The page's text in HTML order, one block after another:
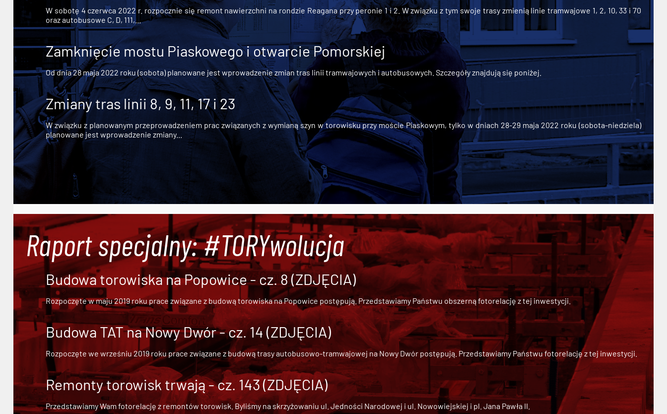
W sobotę 4 czerwca 2022 r. rozpocznie się remont nawierzchni na rondzie Reagana przy peronie 1 i 2. W związku z tym swoje trasy zmienią linie tramwajowe 1, 2, 10, 33 i 70
oraz autobusowe C, D, 111,...
Zamknięcie mostu Piaskowego i otwarcie Pomorskiej
Od dnia 28 maja 2022 roku (sobota) planowane jest wprowadzenie zmian tras linii tramwajowych i autobusowych. Szczegóły znajdują się poniżej.
Zmiany tras linii 8, 9, 11, 17 i 23
W związku z planowanym przeprowadzeniem prac związanych z wymianą szyn w torowisku przy moście Piaskowym, tylko w dniach 28-29 maja 2022 roku (sobota-niedziela)
planowane jest wprowadzenie zmiany...
Raport specjalny: #TORYwolucja
Budowa torowiska na Popowice - cz. 8 (ZDJĘCIA)
Rozpoczęte w maju 2019 roku prace związane z budową torowiska na Popowice postępują. Przedstawiamy Państwu obszerną fotorelację z tej inwestycji.
Budowa TAT na Nowy Dwór - cz. 14 (ZDJĘCIA)
Rozpoczęte we wrześniu 2019 roku prace związane zbudową trasy autobusowo-tramwajowej na Nowy Dwórpostępują. Przedstawiamy Państwu fotorelację z tej inwestycji.
Remonty torowisk trwają - cz. 143 (ZDJĘCIA)
Przedstawiamy Wam fotorelację z remontów torowisk. Byliśmy na skrzyżowaniu ul. Jedności Narodowej i ul. Nowowiejskiej i pl. Jana Pawła II.